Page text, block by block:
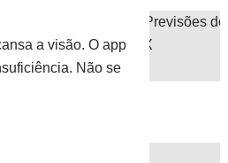
a visão. O app
Não se